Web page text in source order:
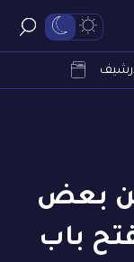
من بعض
باب